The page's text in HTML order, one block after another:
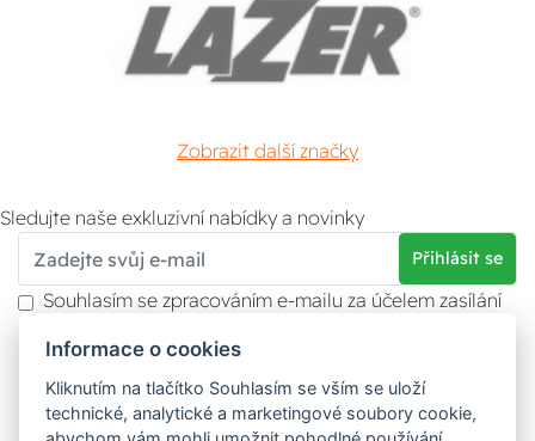
Zobrazit další značky
Sledujte naše exkluzivní nabídky a novinky
Přihlásit se
Souhlasím se zpracováním e-mailu za účelem zasílání
Více informací naleznete v
údajů . Souhlas můžete kdykoliv odvolat.
Informace o cookies
Kliknutím na tlačítko Souhlasím se vším se uloží
technické, analytické a marketingové soubory cookie,